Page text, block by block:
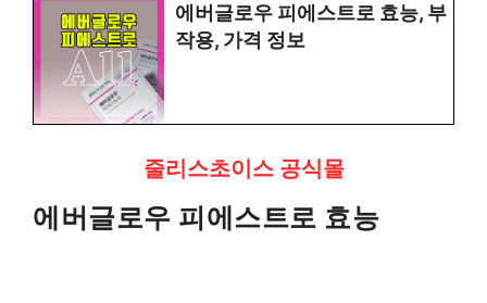
에버글로우 피에스트로 효능, 부
작용, 가격 정보
줄리스초이스 공식몰
에버글로우 피에스트로 효능